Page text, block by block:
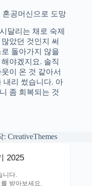
혼공머신으로 도망
달리는 채로 숙제
았던 것인지 써
돌아가지 않을
야겠지요. 솔직
이 온 것 같아서
내리 썼습니다. 아
좀 회복되는 것
: CreativeThemes
2025
니다.
받아보세요.